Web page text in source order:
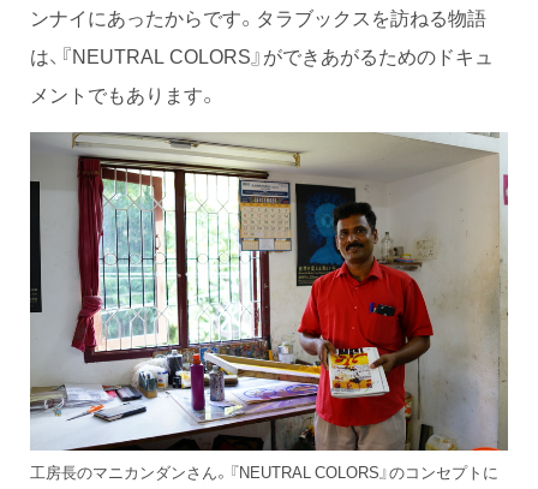
ンナイにあったからです。タラブックスを訪ねる物語
は、『NEUTRAL COLORS』ができあがるためのドキュ
メントでもあります。
工房長のマニカンダンさん。『NEUTRAL COLORS』のコンセプトに